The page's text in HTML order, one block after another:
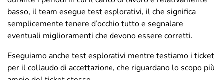
basso, il team esegue test esplorativi, il che significa
semplicemente tenere d’occhio tutto e segnalare
eventuali miglioramenti che devono essere corretti.
Eseguiamo anche test esplorativi mentre testiamo i ticket
per il collaudo di accettazione, che riguardano lo scopo più